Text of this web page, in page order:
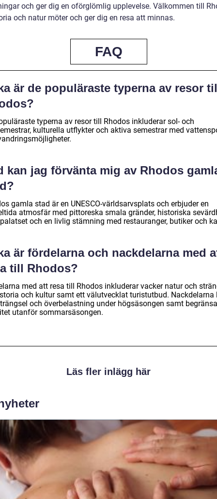
och ger dig en oförglömlig upplevelse. Välkommen till
och natur möter och ger dig en resa att minnas.
FAQ
är de populäraste typerna av resor
typerna av resor till Rhodos inkluderar sol- och
kulturella utflykter och aktiva semestrar med
kan jag förvänta mig av Rhodos
gamla stad är en UNESCO-världsarvsplats och erbjuder en
atmosfär med pittoreska smala gränder, historiska
och en livlig stämning med restauranger, butiker och
är fördelarna och nackdelarna med
till Rhodos?
med att resa till Rhodos inkluderar vacker natur och
och kultur samt ett välutvecklat turistutbud. Nackdelarna
och överbelastning under högsäsongen samt
utanför sommarsäsongen.
Läs fler inlägg här